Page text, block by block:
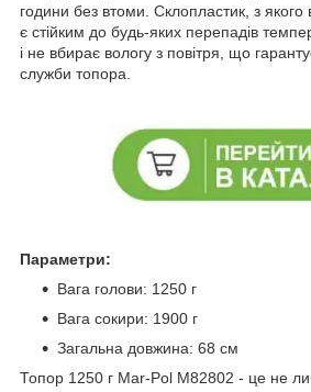
години без втоми. Склопластик, з якого
є стійким до будь-яких перепадів
і не вбирає вологу з повітря, що
служби топора.
Параметри:
Вага голови: 1250 г
Вага сокири: 1900 г
Загальна довжина: 68 см
Топор 1250 г Mar-Pol M82802 - це не